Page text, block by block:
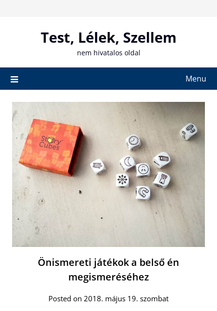
Test, Lélek, Szellem
nem hivatalos oldal
Menu
Önismereti játékok a belső én
megismeréséhez
Posted on 2018. május 19. szombat